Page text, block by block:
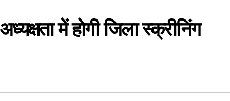
में होगी जिला स्क्रीनिंग